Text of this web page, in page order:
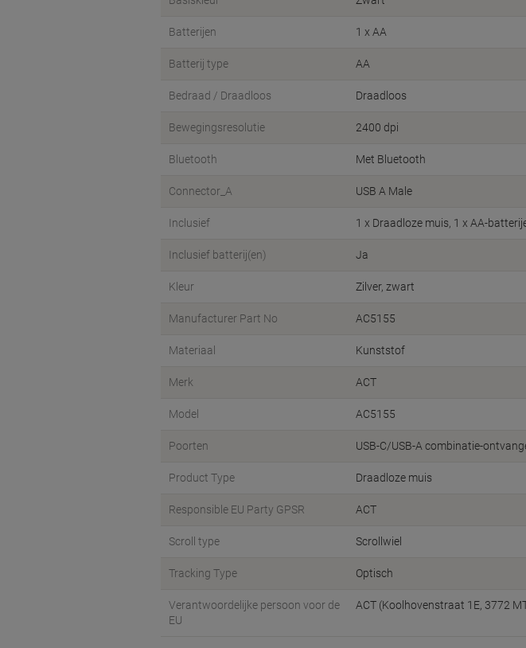
Batterijen 1 x AA
Batterij type AA
Bedraad / Draadloos Draadloos
Bewegingsresolutie 2400 dpi
Bluetooth Met Bluetooth
Connector_A USB A Male
Inclusief 1 x Draadloze muis, 1 x AA-
Inclusief batterij(en) Ja
Kleur Zilver, zwart
Manufacturer Part No AC5155
Materiaal Kunststof
Merk ACT
Model AC5155
Poorten USB-C/USB-A combinatie-
Product Type Draadloze muis
Responsible EU Party GPSR ACT
Scroll type Scrollwiel
Tracking Type Optisch
Verantwoordelijke persoon voor de
EU
ACT (Koolhovenstraat 1E, 3772